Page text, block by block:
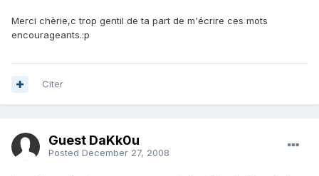
Merci chèrie,c trop gentil de ta part de m'écrire ces mots
encourageants.:p
Citer
Guest DaKk0u
Posted December 27, 2008